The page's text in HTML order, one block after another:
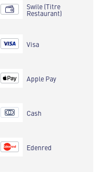
Swile (Titre
Restaurant)
Visa
Apple Pay
Cash
Edenred